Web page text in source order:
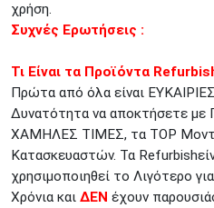
χρήση.
Συχνές Ερωτήσεις :
Τι Είναι τα Προϊόντα
Πρώτα από όλα είναι
Δυνατότητα να αποκτήσετε
ΧΑΜΗΛΕΣ ΤΙΜΕΣ, τα TOP
Κατασκευαστών. Τα
χρησιμοποιηθεί το Λιγότερο
Χρόνια και ΔΕΝ έχουν